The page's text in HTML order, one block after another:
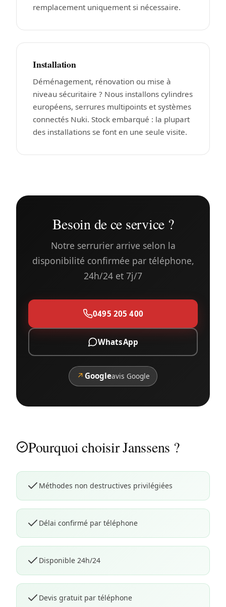
remplacement uniquement si nécessaire.
Installation
Déménagement, rénovation ou mise à
niveau sécuritaire ? Nous installons cylindres
européens, serrures multipoints et systèmes
connectés Nuki. Stock embarqué : la plupart
des installations se font en une seule visite.
Besoin de ce service ?
Notre serrurier arrive selon la
disponibilité confirmée par téléphone,
24h/24 et 7j/7
0495 205 400
WhatsApp
↗ Googleavis Google
Pourquoi choisir Janssens ?
Méthodes non destructives privilégiées
Délai confirmé par téléphone
Disponible 24h/24
Devis gratuit par téléphone